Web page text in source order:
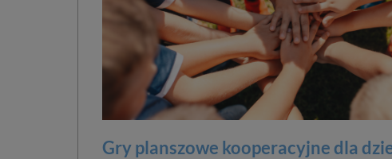
Gry planszowe kooperacyjne dla